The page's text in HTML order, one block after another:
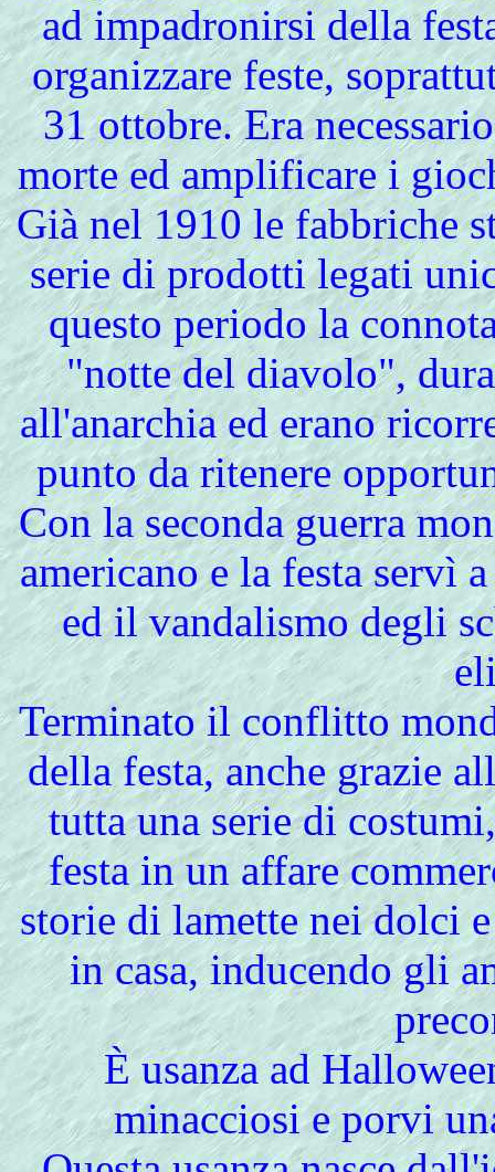
ad impadronirsi della
organizzare feste,
31 ottobre. Era
morte ed amplificare i
Già nel 1910 le fabbriche
serie di prodotti legati
questo periodo la
"notte del diavolo",
all'anarchia ed erano
punto da ritenere
Con la seconda guerra
americano e la festa servì
ed il vandalismo degli
Terminato il conflitto
della festa, anche grazie
tutta una serie di
festa in un affare
storie di lamette nei dolci
in casa, inducendo gli
È usanza ad
minacciosi e porvi